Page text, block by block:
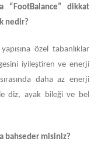
“FootBalance” dikkat
nedir?
özel tabanlıklar
iyileştiren ve enerji
daha az enerji
diz, ayak bileği ve bel
bahseder misiniz?